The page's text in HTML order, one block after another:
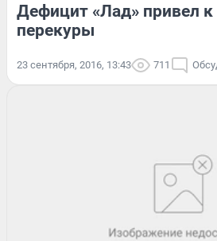
Дефицит «Лад» привел к
перекуры
23 сентября, 2016, 13:43 711